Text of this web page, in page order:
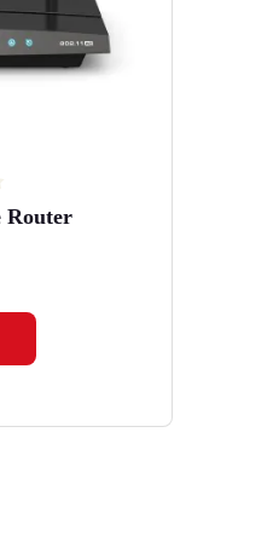
Router